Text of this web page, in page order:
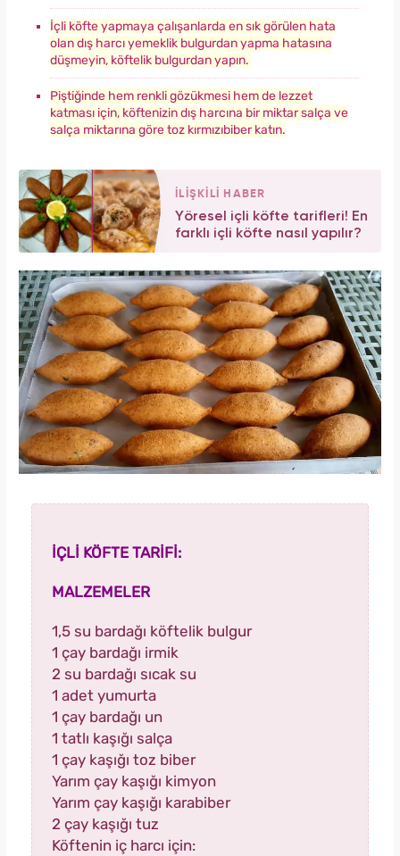
İçli köfte yapmaya çalışanlarda en sık görülen hata
olan dış harcı yemeklik bulgurdan yapma hatasına
düşmeyin, köftelik bulgurdan yapın.
Piştiğinde hem renkli gözükmesi hem de lezzet
katması için, köftenizin dış harcına bir miktar salça ve
salça miktarına göre toz kırmızıbiber katın.
İLİŞKİLİ HABER
Yöresel içli köfte tarifleri! En
farklı içli köfte nasıl yapılır?
İÇLİ KÖFTE TARİFİ:
MALZEMELER
1,5 su bardağı köftelik bulgur
1 çay bardağı irmik
2 su bardağı sıcak su
1 adet yumurta
1 çay bardağı un
1 tatlı kaşığı salça
1 çay kaşığı toz biber
Yarım çay kaşığı kimyon
Yarım çay kaşığı karabiber
2 çay kaşığı tuz
Köftenin iç harcı için: